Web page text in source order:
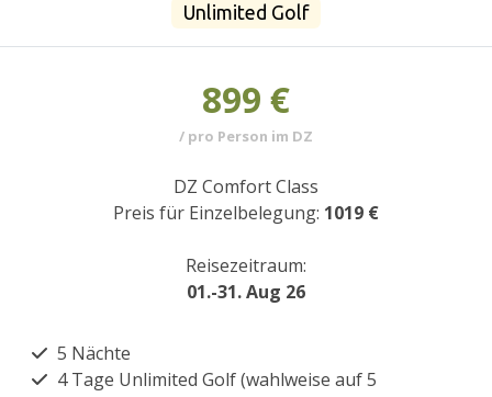
Unlimited Golf
899 €
/ pro Person im DZ
DZ Comfort Class
Preis für Einzelbelegung: 1019 €
Reisezeitraum:
01.-31. Aug 26
5 Nächte
4 Tage Unlimited Golf (wahlweise auf 5